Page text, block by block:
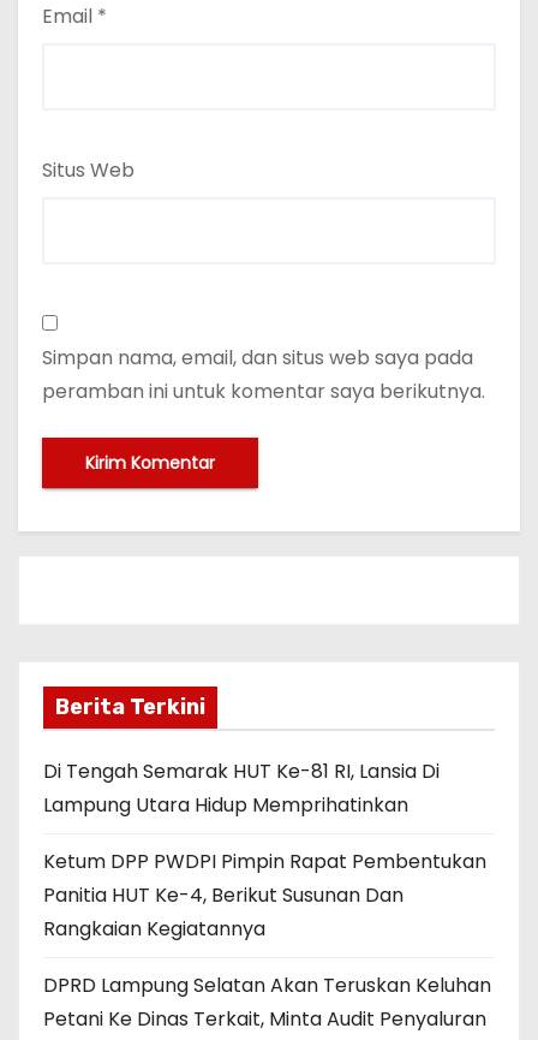
Email *
Situs Web
Simpan nama, email, dan situs web saya pada
peramban ini untuk komentar saya berikutnya.
Berita Terkini
Di Tengah Semarak HUT Ke-81 RI, Lansia Di
Lampung Utara Hidup Memprihatinkan
Ketum DPP PWDPI Pimpin Rapat Pembentukan
Panitia HUT Ke-4, Berikut Susunan Dan
Rangkaian Kegiatannya
DPRD Lampung Selatan Akan Teruskan Keluhan
Petani Ke Dinas Terkait, Minta Audit Penyaluran